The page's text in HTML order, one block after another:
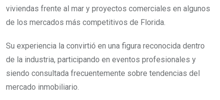
viviendas frente al mar y proyectos comerciales en algunos
de los mercados más competitivos de Florida.
Su experiencia la convirtió en una figura reconocida dentro
de la industria, participando en eventos profesionales y
siendo consultada frecuentemente sobre tendencias del
mercado inmobiliario.